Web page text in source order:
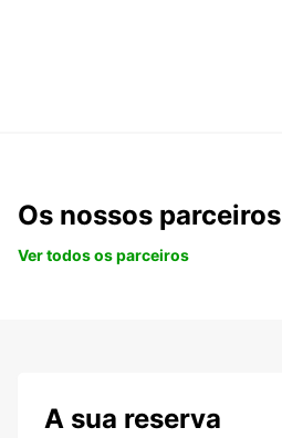
Os nossos parceiros
Ver todos os parceiros
A sua reserva